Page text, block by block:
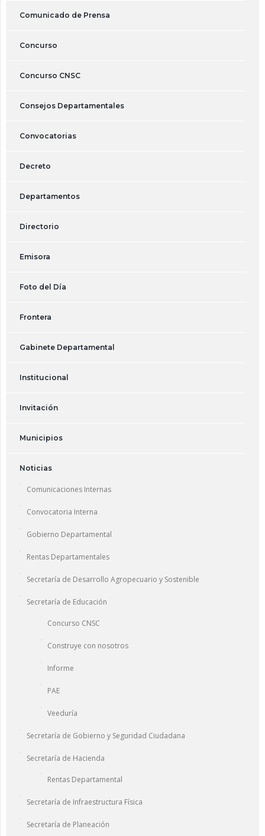
Comunicado de Prensa
Concurso
Concurso CNSC
Consejos Departamentales
Convocatorias
Decreto
Departamentos
Directorio
Emisora
Foto del Día
Frontera
Gabinete Departamental
Institucional
Invitación
Municipios
Noticias
Comunicaciones Internas
Convocatoria Interna
Gobierno Departamental
Rentas Departamentales
Secretaría de Desarrollo Agropecuario y Sostenible
Secretaría de Educación
Concurso CNSC
Construye con nosotros
Informe
PAE
Veeduría
Secretaría de Gobierno y Seguridad Ciudadana
Secretaría de Hacienda
Rentas Departamental
Secretaría de Infraestructura Física
Secretaría de Planeación